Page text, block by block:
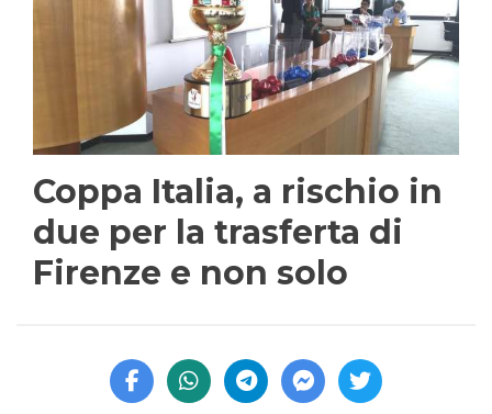
Coppa Italia, a rischio in
due per la trasferta di
Firenze e non solo